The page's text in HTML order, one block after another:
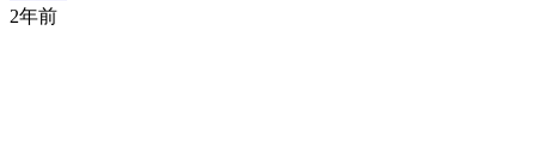
2年前